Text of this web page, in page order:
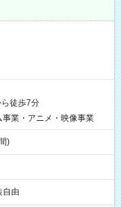
徒歩7分
事業・アニメ・映像事業
)
自由